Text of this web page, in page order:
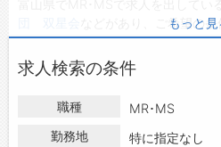
転職支援サービスについて
転職ノウハウ(応募書類の書き方・面
などがあり、ご希望の
きます。
富山県の地域密着型の求人サイト
の求人情報を1件取り扱っており、そ
派遣社員の求人
ハローワークにはない求人も多数
第二新卒から50代・60代以上の方
もっと見
求人検索の条件
職種
MR･MS
勤務地
特に指定なし